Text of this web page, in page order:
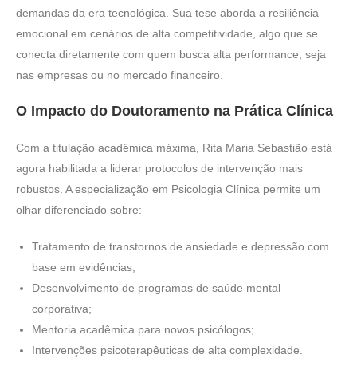
demandas da era tecnológica. Sua tese aborda a resiliência
emocional em cenários de alta competitividade, algo que se
conecta diretamente com quem busca alta performance, seja
nas empresas ou no mercado financeiro.
O Impacto do Doutoramento na Prática Clínica
Com a titulação acadêmica máxima, Rita Maria Sebastião está
agora habilitada a liderar protocolos de intervenção mais
robustos. A especialização em Psicologia Clínica permite um
olhar diferenciado sobre:
Tratamento de transtornos de ansiedade e depressão com
base em evidências;
Desenvolvimento de programas de saúde mental
corporativa;
Mentoria acadêmica para novos psicólogos;
Intervenções psicoterapêuticas de alta complexidade.